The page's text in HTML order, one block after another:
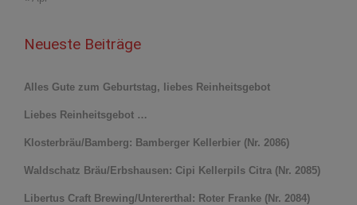
Neueste Beiträge
Alles Gute zum Geburtstag, liebes Reinheitsgebot
Liebes Reinheitsgebot …
Klosterbräu/Bamberg: Bamberger Kellerbier (Nr. 2086)
Waldschatz Bräu/Erbshausen: Cipi Kellerpils Citra (Nr. 2085)
Libertus Craft Brewing/Untererthal: Roter Franke (Nr. 2084)